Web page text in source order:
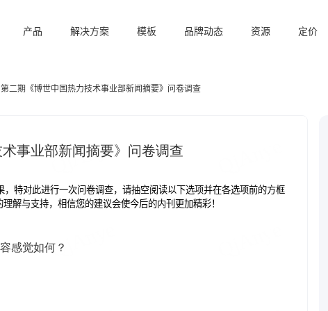
产品 解决方案 模板 品牌动态 资源 定价
第二期《博世中国热力技术事业部新闻摘要》问卷调查